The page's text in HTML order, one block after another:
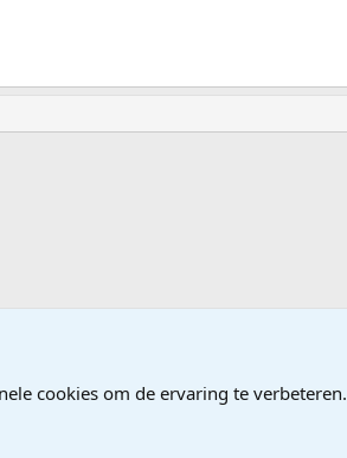
cookies om de ervaring te verbeteren.